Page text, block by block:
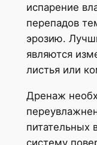
испарение
перепадов
эрозию.
являются
листья или
Дренаж
питательных
систему